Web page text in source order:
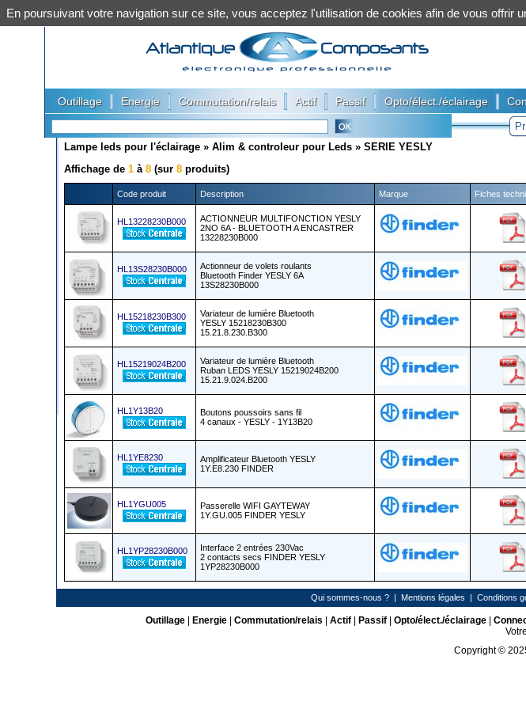
Outillage Energie Commutation/relais Actif Passif Opto/élect./éclairage
Lampe leds pour l'éclairage » Alim & controleur pour Leds » SERIE YESLY
Affichage de 1 à 8 (sur 8 produits)
Code produit Description Marque Fiches
HL13228230B000
ACTIONNEUR MULTIFONCTION YESLY
2NO 6A - BLUETOOTH A ENCASTRER
13228230B000
HL13S28230B000
Actionneur de volets roulants
Bluetooth Finder YESLY 6A
13S28230B000
HL15218230B300
Variateur de lumière Bluetooth
YESLY 15218230B300
15.21.8.230.B300
HL15219024B200
Variateur de lumière Bluetooth
Ruban LEDS YESLY 15219024B200
15.21.9.024.B200
HL1Y13B20
Boutons poussoirs sans fil
4 canaux - YESLY - 1Y13B20
HL1YE8230
Amplificateur Bluetooth YESLY
1Y.E8.230 FINDER
HL1YGU005
Passerelle WIFI GAYTEWAY
1Y.GU.005 FINDER YESLY
HL1YP28230B000
Interface 2 entrées 230Vac
2 contacts secs FINDER YESLY
1YP28230B000
Qui sommes-nous ? | Mentions légales | Conditions
Outillage| Energie| Commutation/relais Actif| Passif| Opto/élect./éclairage|
Copyright ©
En poursuivant votre navigation sur ce site, vous acceptez l'utilisation de cookies afin de vous